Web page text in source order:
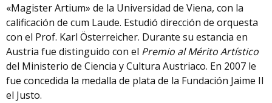
«Magister Artium» de la Universidad de Viena, con la
calificación de cum Laude. Estudió dirección de orquesta
con el Prof. Karl Österreicher. Durante su estancia en
Austria fue distinguido con el Premio al Mérito Artístico
del Ministerio de Ciencia y Cultura Austriaco. En 2007 le
fue concedida la medalla de plata de la Fundación Jaime II
el Justo.